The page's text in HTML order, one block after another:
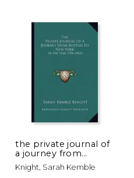
15%
dcto.
the private journal of
a journey from
boston to new york:
in the year 1704
Knight, Sarah Kemble